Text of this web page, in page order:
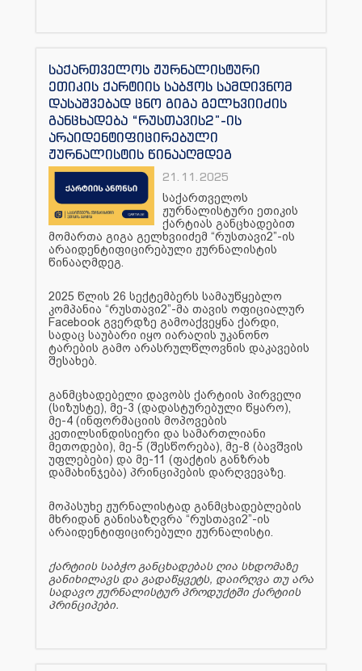
საქართველოს ჟურნალისტური
ეთიკის ქარტიის საბჭოს სამდივნომ
დასაშვებად ცნო გიგა გელხვიიძის
განცხადება “რუსთავის2”-ის
არაიდენტიფიცირებული
ჟურნალისტის წინააღმდეგ
21.11.2025
საქართველოს
ჟურნალისტური ეთიკის
ქარტიას განცხადებით
მომართა გიგა გელხვიიძემ “რუსთავი2”-ის
არაიდენტიფიცირებული ჟურნალისტის
წინააღმდეგ.
2025 წლის 26 სექტემბერს სამაუწყებლო
კომპანია “რუსთავი2”-მა თავის ოფიციალურ
Facebook გვერდზე გამოაქვეყნა ქარდი,
სადაც საუბარი იყო იარაღის უკანონო
ტარების გამო არასრულწლოვნის დაკავების
შესახებ.
განმცხადებელი დავობს ქარტიის პირველი
(სიზუსტე), მე-3 (დადასტურებული წყარო),
მე-4 (ინფორმაციის მოპოვების
კეთილსინდისიერი და სამართლიანი
მეთოდები), მე-5 (შესწორება), მე-8 (ბავშვის
უფლებები) და მე-11 (ფაქტის განზრახ
დამახინჯება) პრინციპების დარღვევაზე.
მოპასუხე ჟურნალისტად განმცხადებლების
მხრიდან განისაზღვრა “რუსთავი2”-ის
არაიდენტიფიცირებული ჟურნალისტი.
ქარტიის საბჭო განცხადებას ღია სხდომაზე
განიხილავს და გადაწყვეტს, დაირღვა თუ არა
სადავო ჟურნალისტურ პროდუქტში ქარტიის
პრინციპები.